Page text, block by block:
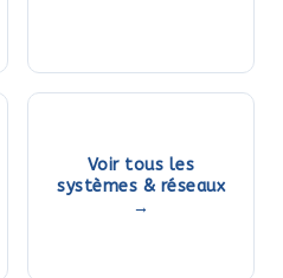
Voir tous les
systèmes & réseaux
→